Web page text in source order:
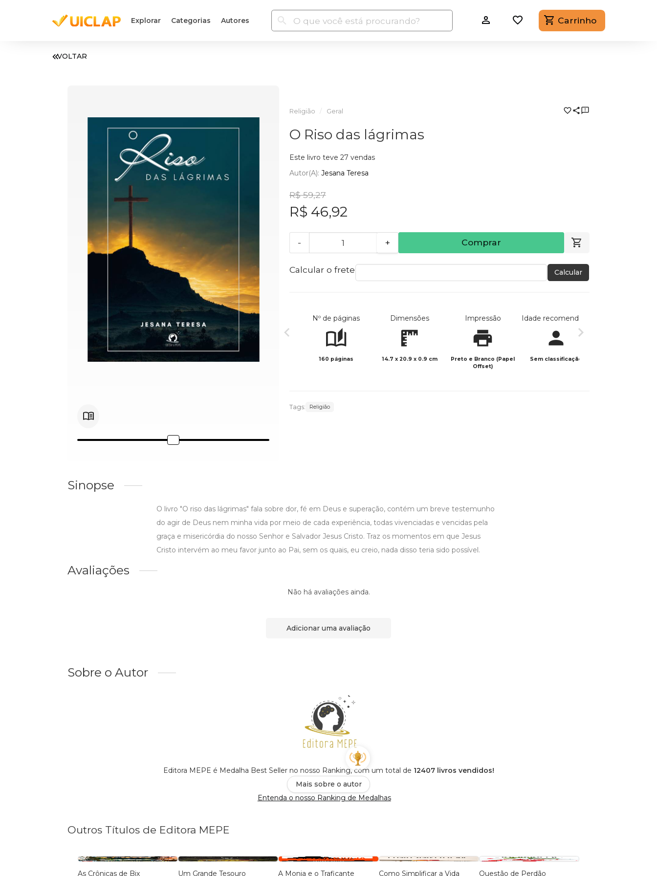
Explorar Categorias Autores Carrinho
VOLTAR
Religião Geral
O Riso das lágrimas
Este livro teve 27 vendas
Autor(a): Jesana Teresa
R$ 59,27
R$ 46,92
- + Comprar
Calcular o frete Calcular
Nº de páginas
160 páginas
Dimensões
14.7 x 20.9 x 0.9 cm
Impressão
Preto e Branco (Papel
Offset)
Idade recomendada
Sem classificação
Tags: Religião
Sinopse
O livro "O riso das lágrimas" fala sobre dor, fé em Deus e superação, contém um breve testemunho
do agir de Deus nem minha vida por meio de cada experiência, todas vivenciadas e vencidas pela
graça e misericórdia do nosso Senhor e Salvador Jesus Cristo. Traz os momentos em que Jesus
Cristo intervém ao meu favor junto ao Pai, sem os quais, eu creio, nada disso teria sido possível.
Avaliações
Não há avaliações ainda.
Adicionar uma avaliação
Sobre o Autor
Editora MEPE é Medalha Best Seller no nosso Ranking, com um total de 12407 livros vendidos!
Mais sobre o autor
Entenda o nosso Ranking de Medalhas
Outros Títulos de Editora MEPE
As Crônicas de Bix
Um Grande Tesouro
A Monja e o Traficante
Como Simplificar a Vida
Questão de Perdão